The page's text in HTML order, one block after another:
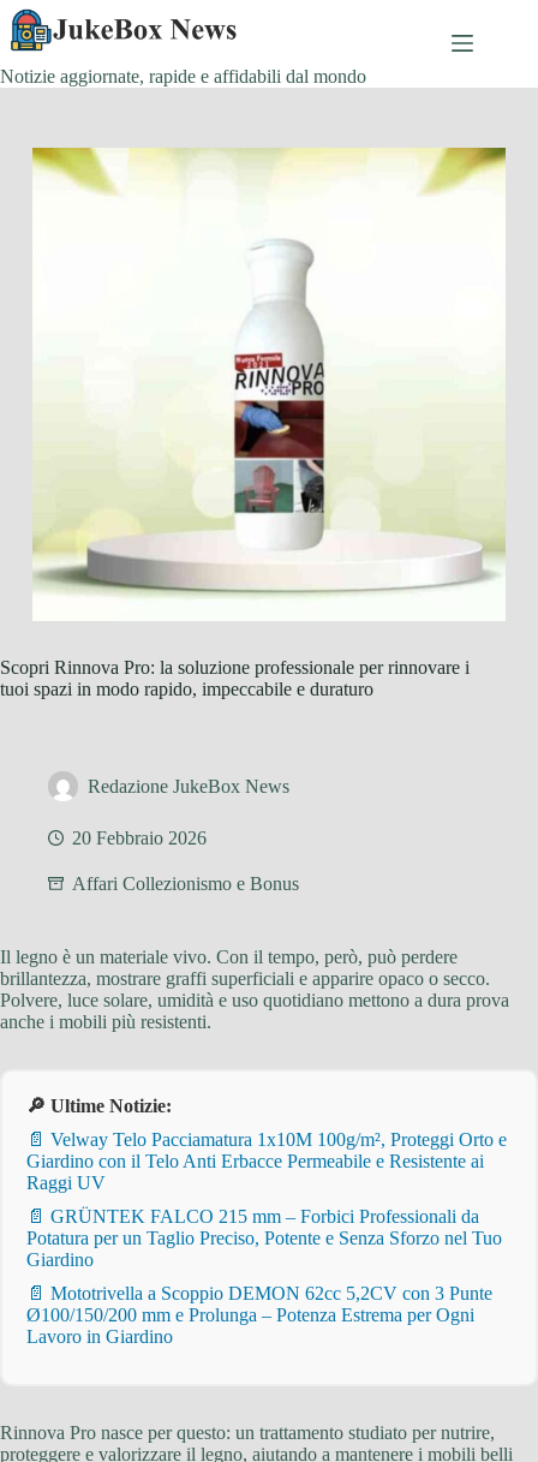
Salta
contenuto
Notizie aggiornate, rapide e affidabili dal mondo
Scopri Rinnova Pro: la soluzione professionale per rinnovare i
tuoi spazi in modo rapido, impeccabile e duraturo
Redazione JukeBox News
20 Febbraio 2026
Affari Collezionismo e Bonus
Il legno è un materiale vivo. Con il tempo, però, può perdere
brillantezza, mostrare graffi superficiali e apparire opaco o secco.
Polvere, luce solare, umidità e uso quotidiano mettono a dura prova
anche i mobili più resistenti.
🔎 Ultime Notizie:
📄 Velway Telo Pacciamatura 1x10M 100g/m², Proteggi Orto e
Giardino con il Telo Anti Erbacce Permeabile e Resistente ai
Raggi UV
📄 GRÜNTEK FALCO 215 mm – Forbici Professionali da
Potatura per un Taglio Preciso, Potente e Senza Sforzo nel Tuo
Giardino
📄 Mototrivella a Scoppio DEMON 62cc 5,2CV con 3 Punte
Ø100/150/200 mm e Prolunga – Potenza Estrema per Ogni
Lavoro in Giardino
Rinnova Pro nasce per questo: un trattamento studiato per nutrire,
proteggere e valorizzare il legno, aiutando a mantenere i mobili belli